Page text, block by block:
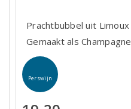
Prachtbubbel uit Limoux
Gemaakt als Champagne
Perswijn